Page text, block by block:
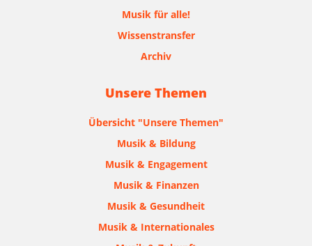
Musik für alle!
Wissenstransfer
Archiv
Unsere Themen
Übersicht "Unsere Themen"
Musik & Bildung
Musik & Engagement
Musik & Finanzen
Musik & Gesundheit
Musik & Internationales